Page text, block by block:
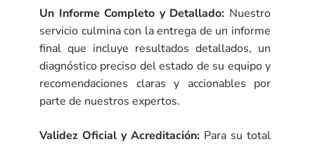
Un Informe Completo y Detallado: Nuestro
servicio culmina con la entrega de un informe
final que incluye resultados detallados, un
diagnóstico preciso del estado de su equipo y
recomendaciones claras y accionables por
parte de nuestros expertos.
Validez Oficial y Acreditación: Para su total